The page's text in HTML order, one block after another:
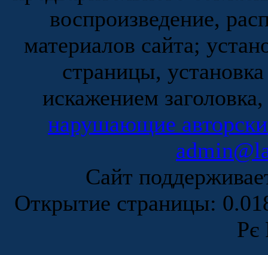
воспроизведение,
материалов сайта;
страницы,
искажением
нарушающие
Сайт
Открытие страницы:
Рє